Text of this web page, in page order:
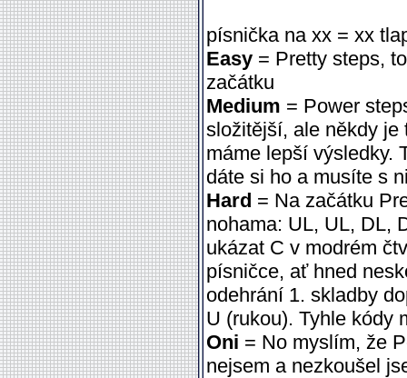
písnička na xx = xx
Easy = Pretty steps,
začátku
Medium = Power
složitější, ale někdy je
máme lepší výsledky.
dáte si ho a musíte s
Hard = Na začátku
nohama: UL, UL, DL,
ukázat C v modrém
písničce, ať hned
odehrání 1. skladby
U (rukou). Tyhle kódy
Oni = No myslím, že
nejsem a nezkoušel